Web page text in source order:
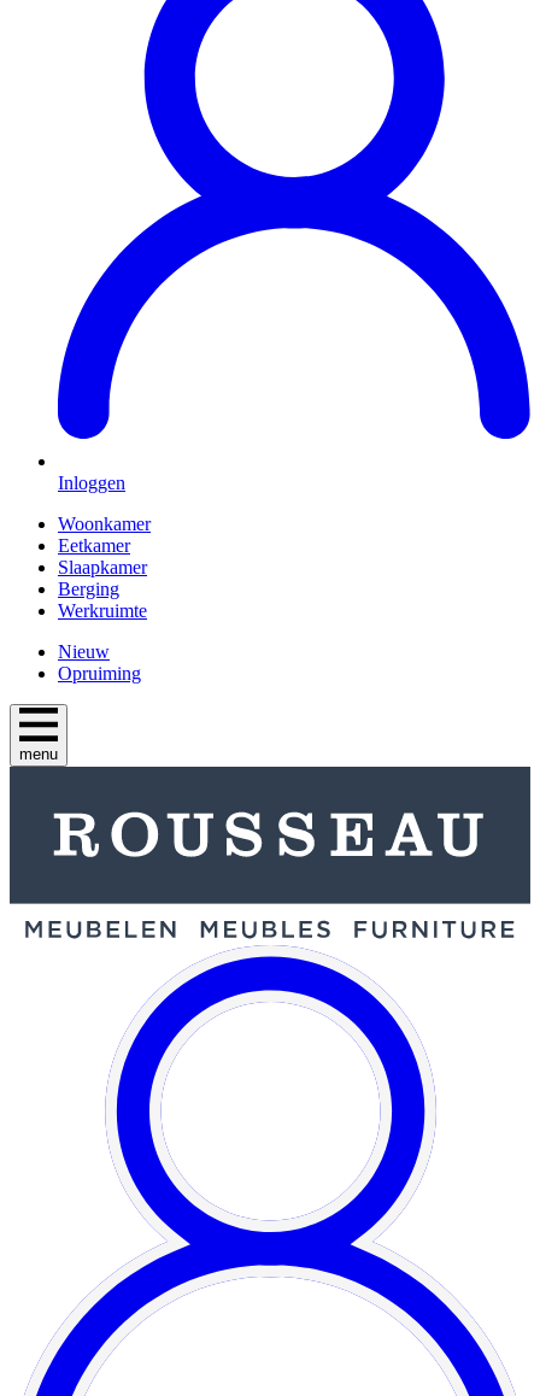
Inloggen
Woonkamer
Eetkamer
Slaapkamer
Berging
Werkruimte
Nieuw
Opruiming
menu